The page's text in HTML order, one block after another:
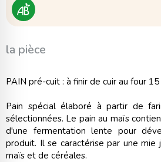
la pièce
PAIN pré-cuit : à finir de cuir au four
Pain spécial élaboré à partir de
sélectionnées. Le pain au maïs
d'une fermentation lente pour
produit. Il se caractérise par une mie
maïs et de céréales.